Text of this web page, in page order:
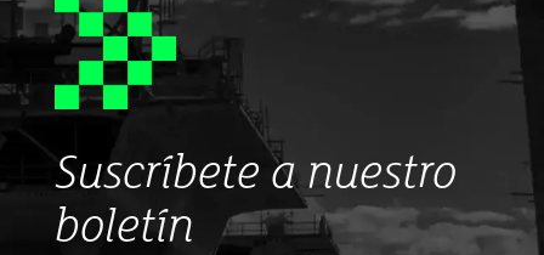
Suscríbete a nuestro
boletín